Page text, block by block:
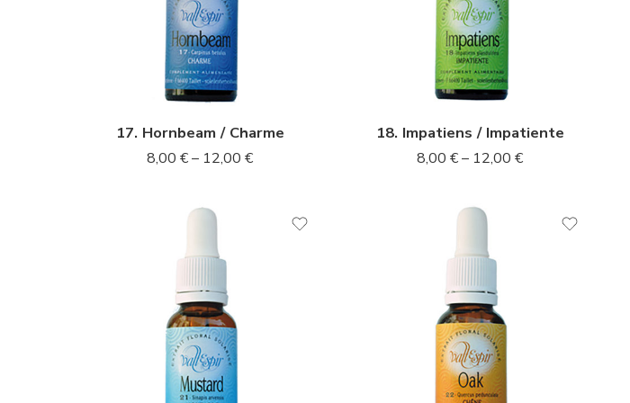
17. Hornbeam / Charme
8,00 €– 12,00 €
18. Impatiens / Impatiente
8,00 €– 12,00 €